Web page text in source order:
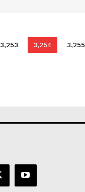
3,253 3,254 3,255